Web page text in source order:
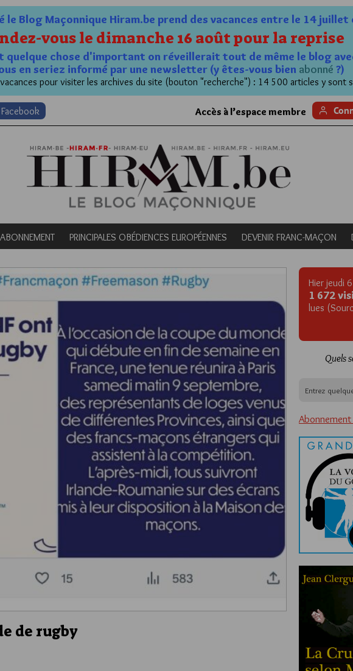
le Blog Maçonnique Hiram.be prend des vacances entre le 14
vous le dimanche 16 août pour la reprise
quelque chose d'important on réveillerait tout de même le blog
en seriez informé par une newsletter (y êtes-vous bien abonné ?)
pour visiter les archives du site (bouton "recherche") : 14 500 articles y sont
Accès à l’espace membre
ABONNEMENT PRINCIPALES OBÉDIENCES EUROPÉENNES DEVENIR FRANC-MAÇON
de rugby
Hier jeudi
1 672
lues
Quels